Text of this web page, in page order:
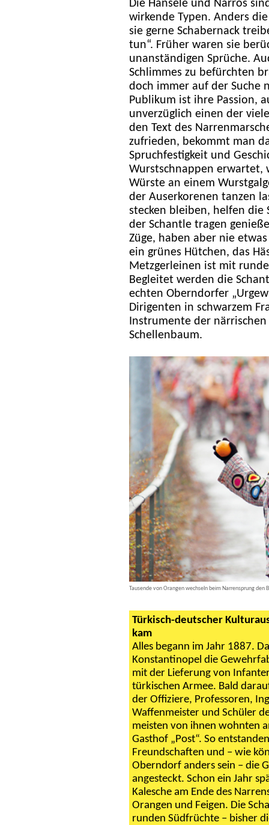
Die Hansele und Narros
wirkende Typen. Anders
sie gerne Schabernack
tun“. Früher waren sie
unanständigen Sprüche.
Schlimmes zu befürchten
doch immer auf der Suche
Publikum ist ihre Passion,
unverzüglich einen der
den Text des
zufrieden, bekommt man
Spruchfestigkeit und
Wurstschnappen erwartet,
Würste an einem
der Auserkorenen tanzen
stecken bleiben, helfen die
der Schantle tragen
Züge, haben aber nie
ein grünes Hütchen, das
Metzgerleinen ist mit
Begleitet werden die
echten Oberndorfer
Dirigenten in schwarzem
Instrumente der
Schellenbaum.
Tausende von Orangen wechseln beim Narrensprung den
Türkisch-deutscher
kam
Alles begann im Jahr 1887.
Konstantinopel die
mit der Lieferung von
türkischen Armee. Bald
der Offiziere, Professoren,
Waffenmeister und Schüler
meisten von ihnen wohnten
Gasthof „Post“. So
Freundschaften und – wie
Oberndorf anders sein – die
angesteckt. Schon ein Jahr
Kalesche am Ende des
Orangen und Feigen. Die
runden Südfrüchte – bisher